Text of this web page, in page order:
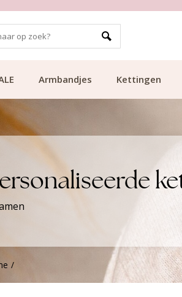
Armbandjes Kettingen
/